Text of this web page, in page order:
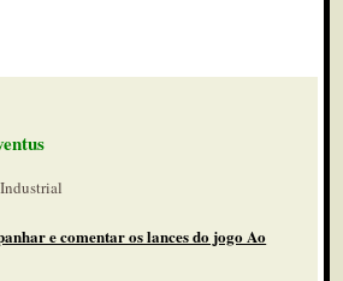
e comentar os lances do jogo Ao